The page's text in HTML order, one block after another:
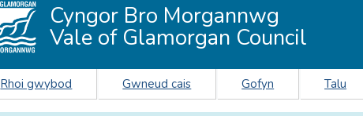
Cyngor Bro Morgannwg
Vale of Glamorgan Council
Rhoi gwybod Gwneud cais Gofyn Talu